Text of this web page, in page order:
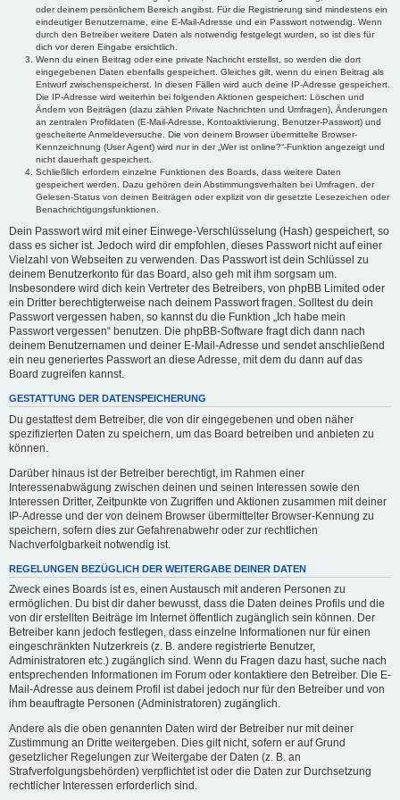
oder deinem persönlichem Bereich angibst. Für die Registrierung sind mindestens ein
eindeutiger Benutzername, eine E-Mail-Adresse und ein Passwort notwendig. Wenn
durch den Betreiber weitere Daten als notwendig festgelegt wurden, so ist dies für
dich vor deren Eingabe ersichtlich.
Wenn du einen Beitrag oder eine private Nachricht erstellst, so werden die dort
eingegebenen Daten ebenfalls gespeichert. Gleiches gilt, wenn du einen Beitrag als
Entwurf zwischenspeicherst. In diesen Fällen wird auch deine IP-Adresse gespeichert.
Die IP-Adresse wird weiterhin bei folgenden Aktionen gespeichert: Löschen und
Ändern von Beiträgen (dazu zählen Private Nachrichten und Umfragen), Änderungen
an zentralen Profildaten (E-Mail-Adresse, Kontoaktivierung, Benutzer-Passwort) und
gescheiterte Anmeldeversuche. Die von deinem Browser übermittelte Browser-
Kennzeichnung (User Agent) wird nur in der „Wer ist online?“-Funktion angezeigt und
nicht dauerhaft gespeichert.
Schließlich erfordern einzelne Funktionen des Boards, dass weitere Daten
gespeichert werden. Dazu gehören dein Abstimmungsverhalten bei Umfragen, der
Gelesen-Status von deinen Beiträgen oder explizit von dir gesetzte Lesezeichen oder
Benachrichtigungsfunktionen.
Dein Passwort wird mit einer Einwege-Verschlüsselung (Hash) gespeichert, so
dass es sicher ist. Jedoch wird dir empfohlen, dieses Passwort nicht auf einer
Vielzahl von Webseiten zu verwenden. Das Passwort ist dein Schlüssel zu
deinem Benutzerkonto für das Board, also geh mit ihm sorgsam um.
Insbesondere wird dich kein Vertreter des Betreibers, von phpBB Limited oder
ein Dritter berechtigterweise nach deinem Passwort fragen. Solltest du dein
Passwort vergessen haben, so kannst du die Funktion „Ich habe mein
Passwort vergessen“ benutzen. Die phpBB-Software fragt dich dann nach
deinem Benutzernamen und deiner E-Mail-Adresse und sendet anschließend
ein neu generiertes Passwort an diese Adresse, mit dem du dann auf das
Board zugreifen kannst.
GESTATTUNG DER DATENSPEICHERUNG
Du gestattest dem Betreiber, die von dir eingegebenen und oben näher
spezifizierten Daten zu speichern, um das Board betreiben und anbieten zu
können.
Darüber hinaus ist der Betreiber berechtigt, im Rahmen einer
Interessenabwägung zwischen deinen und seinen Interessen sowie den
Interessen Dritter, Zeitpunkte von Zugriffen und Aktionen zusammen mit deiner
IP-Adresse und der von deinem Browser übermittelter Browser-Kennung zu
speichern, sofern dies zur Gefahrenabwehr oder zur rechtlichen
Nachverfolgbarkeit notwendig ist.
REGELUNGEN BEZÜGLICH DER WEITERGABE DEINER DATEN
Zweck eines Boards ist es, einen Austausch mit anderen Personen zu
ermöglichen. Du bist dir daher bewusst, dass die Daten deines Profils und die
von dir erstellten Beiträge im Internet öffentlich zugänglich sein können. Der
Betreiber kann jedoch festlegen, dass einzelne Informationen nur für einen
eingeschränkten Nutzerkreis (z. B. andere registrierte Benutzer,
Administratoren etc.) zugänglich sind. Wenn du Fragen dazu hast, suche nach
entsprechenden Informationen im Forum oder kontaktiere den Betreiber. Die E-
Mail-Adresse aus deinem Profil ist dabei jedoch nur für den Betreiber und von
ihm beauftragte Personen (Administratoren) zugänglich.
Andere als die oben genannten Daten wird der Betreiber nur mit deiner
Zustimmung an Dritte weitergeben. Dies gilt nicht, sofern er auf Grund
gesetzlicher Regelungen zur Weitergabe der Daten (z. B. an
Strafverfolgungsbehörden) verpflichtet ist oder die Daten zur Durchsetzung
rechtlicher Interessen erforderlich sind.